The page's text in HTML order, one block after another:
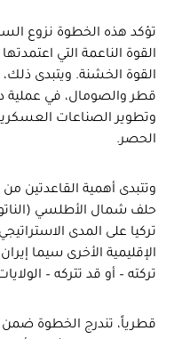
تؤكد هذه الخطوة نزوع
القوة الناعمة التي
القوة الخشنة. ويتبدى
قطر والصومال، في عملية
وتطوير الصناعات
الحصر.
وتتبدى أهمية القاعدتين
حلف شمال الأطلسي
تركيا على المدى
الإقليمية الأخرى سيما
تركته – أو قد تتركه –
قطرياً، تندرج الخطوة